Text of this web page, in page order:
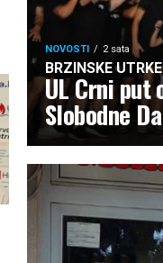
NOVOSTI 2 sata
BRZINSKE
UL Crni put
Slobodne